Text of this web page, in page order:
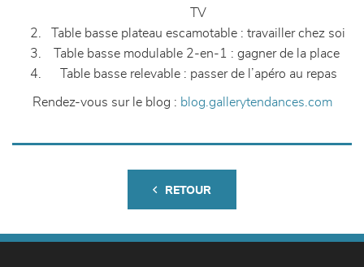
TV
Table basse plateau escamotable : travailler chez soi
Table basse modulable 2-en-1 : gagner de la place
Table basse relevable : passer de l’apéro au repas
Rendez-vous sur le blog : blog.gallerytendances.com
RETOUR